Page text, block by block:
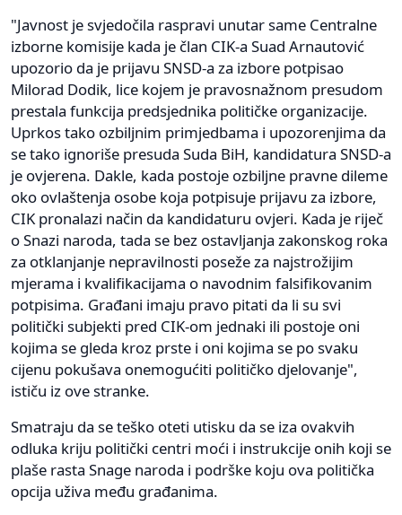
"Javnost je svjedočila raspravi unutar same Centralne
izborne komisije kada je član CIK-a Suad Arnautović
upozorio da je prijavu SNSD-a za izbore potpisao
Milorad Dodik, lice kojem je pravosnažnom presudom
prestala funkcija predsjednika političke organizacije.
Uprkos tako ozbiljnim primjedbama i upozorenjima da
se tako ignoriše presuda Suda BiH, kandidatura SNSD-a
je ovjerena. Dakle, kada postoje ozbiljne pravne dileme
oko ovlaštenja osobe koja potpisuje prijavu za izbore,
CIK pronalazi način da kandidaturu ovjeri. Kada je riječ
o Snazi naroda, tada se bez ostavljanja zakonskog roka
za otklanjanje nepravilnosti poseže za najstrožijim
mjerama i kvalifikacijama o navodnim falsifikovanim
potpisima. Građani imaju pravo pitati da li su svi
politički subjekti pred CIK-om jednaki ili postoje oni
kojima se gleda kroz prste i oni kojima se po svaku
cijenu pokušava onemogućiti političko djelovanje",
ističu iz ove stranke.
Smatraju da se teško oteti utisku da se iza ovakvih
odluka kriju politički centri moći i instrukcije onih koji se
plaše rasta Snage naroda i podrške koju ova politička
opcija uživa među građanima.